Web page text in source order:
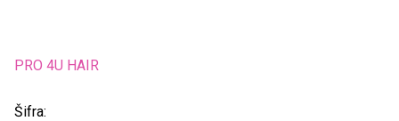
PRO 4U HAIR
Šifra: